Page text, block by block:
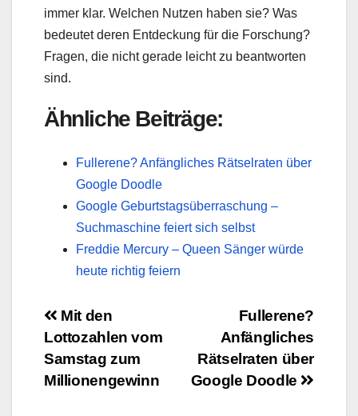
immer klar. Welchen Nutzen haben sie? Was
bedeutet deren Entdeckung für die Forschung?
Fragen, die nicht gerade leicht zu beantworten
sind.
Ähnliche Beiträge:
Fullerene? Anfängliches Rätselraten über
Google Doodle
Google Geburtstagsüberraschung –
Suchmaschine feiert sich selbst
Freddie Mercury – Queen Sänger würde
heute richtig feiern
BeitragsnavigationFullerene?
Anfängliches
Rätselraten über
Google Doodle
Mit den
Lottozahlen vom
Samstag zum
Millionengewinn